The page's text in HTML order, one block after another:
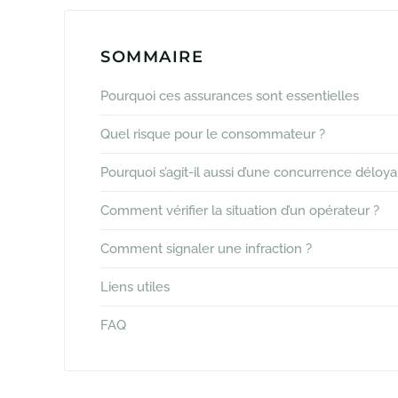
SOMMAIRE
Pourquoi ces assurances sont essentielles
Quel risque pour le consommateur ?
Pourquoi s’agit-il aussi d’une concurrence
Comment vérifier la situation d’un opérateur ?
Comment signaler une infraction ?
Liens utiles
FAQ